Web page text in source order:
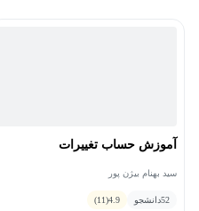
آموزش حساب تغییرات
سید بهنام بیژن پور
52دانشجو 4.9
(11)